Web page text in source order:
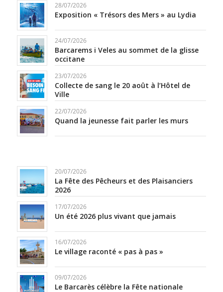
28/07/2026
Exposition « Trésors des Mers » au Lydia
24/07/2026
Barcarems i Veles au sommet de la glisse
occitane
23/07/2026
Collecte de sang le 20 août à l’Hôtel de
Ville
22/07/2026
Quand la jeunesse fait parler les murs
20/07/2026
La Fête des Pêcheurs et des Plaisanciers
2026
17/07/2026
Un été 2026 plus vivant que jamais
16/07/2026
Le village raconté « pas à pas »
09/07/2026
Le Barcarès célèbre la Fête nationale